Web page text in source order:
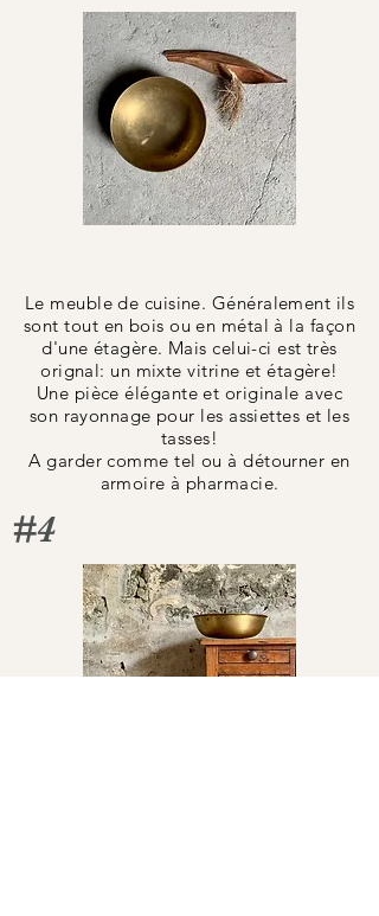
Le meuble de cuisine. Généralement ils
sont tout en bois ou en métal à la façon
d'une étagère. Mais celui-ci est très
orignal: un mixte vitrine et étagère!
Une pièce élégante et originale avec
son rayonnage pour les assiettes et les
tasses!
A garder comme tel ou à détourner en
armoire à pharmacie.
#4